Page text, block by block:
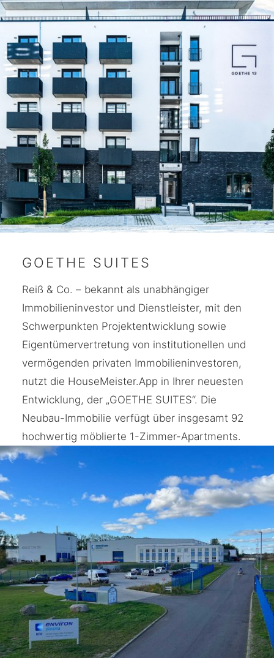
GOETHE SUITES
Reiß & Co. – bekannt als unabhängiger
Immobilieninvestor und Dienstleister, mit den
Schwerpunkten Projektentwicklung sowie
Eigentümervertretung von institutionellen und
vermögenden privaten Immobilieninvestoren,
nutzt die HouseMeister.App in Ihrer neuesten
Entwicklung, der „GOETHE SUITES“. Die
Neubau-Immobilie verfügt über insgesamt 92
hochwertig möblierte 1-Zimmer-Apartments.